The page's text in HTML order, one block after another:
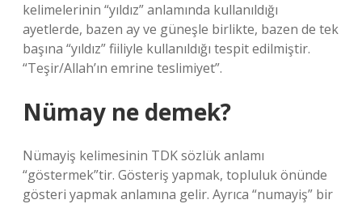
kelimelerinin “yıldız” anlamında kullanıldığı
ayetlerde, bazen ay ve güneşle birlikte, bazen de tek
başına “yıldız” fiiliyle kullanıldığı tespit edilmiştir.
“Teşir/Allah’ın emrine teslimiyet”.
Nümay ne demek?
Nümayiş kelimesinin TDK sözlük anlamı
“göstermek”tir. Gösteriş yapmak, topluluk önünde
gösteri yapmak anlamına gelir. Ayrıca “numayiş” bir